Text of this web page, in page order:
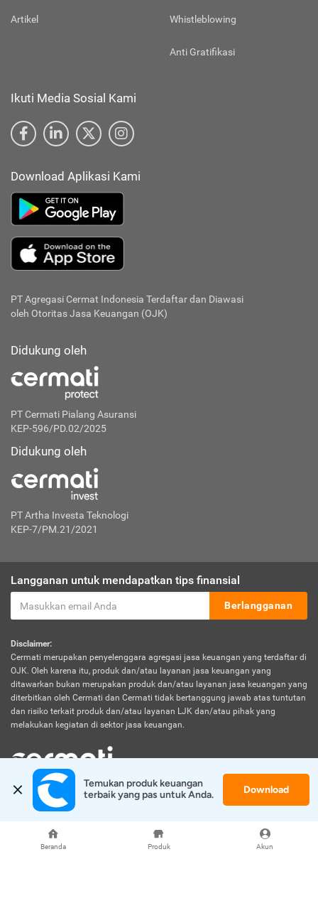
Beranda Produk Akun
Artikel Whistleblowing
Anti Gratifikasi
Ikuti Media Sosial Kami
Download Aplikasi Kami
PT Agregasi Cermat Indonesia Terdaftar dan Diawasi
oleh Otoritas Jasa Keuangan (OJK)
Didukung oleh
PT Cermati Pialang Asuransi
KEP-596/PD.02/2025
Didukung oleh
PT Artha Investa Teknologi
KEP-7/PM.21/2021
Langganan untuk mendapatkan tips finansial
Berlangganan
Disclaimer:
Cermati merupakan penyelenggara agregasi jasa keuangan yang terdaftar di
OJK. Oleh karena itu, produk dan/atau layanan jasa keuangan yang
ditawarkan bukan merupakan produk dan/atau layanan jasa keuangan yang
diterbitkan oleh Cermati dan Cermati tidak bertanggung jawab atas tuntutan
dan risiko terkait produk dan/atau layanan LJK dan/atau pihak yang
melakukan kegiatan di sektor jasa keuangan.
© 2026 Cermati. All Rights Reserved.
Temukan produk keuangan
terbaik yang pas untuk Anda.
Download